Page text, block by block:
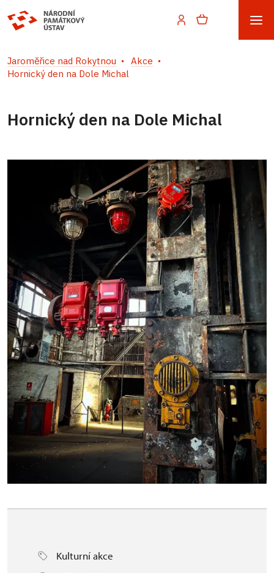
Jaroměřice nad Rokytnou
Akce
Hornický den na Dole Michal
Hornický den na Dole Michal
Kulturní akce